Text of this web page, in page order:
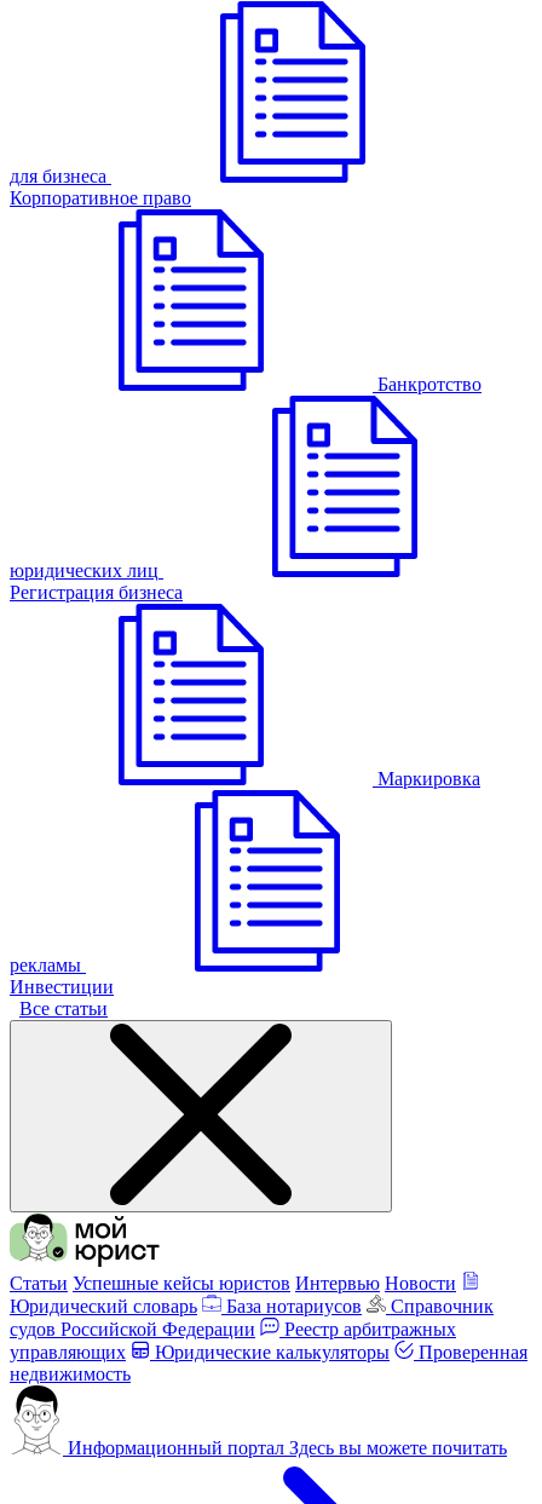
для бизнеса
Корпоративное право
Банкротство
юридических лиц
Регистрация бизнеса
Маркировка
рекламы
Инвестиции
Все статьи
Статьи Успешные кейсы юристов Интервью Новости
Юридический словарь
База нотариусов
Справочник
судов Российской Федерации
Реестр арбитражных
управляющих
Юридические калькуляторы
Проверенная
недвижимость
Информационный портал Здесь вы можете почитать